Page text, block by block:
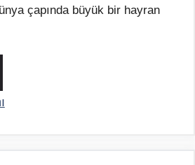
çapında büyük bir hayran